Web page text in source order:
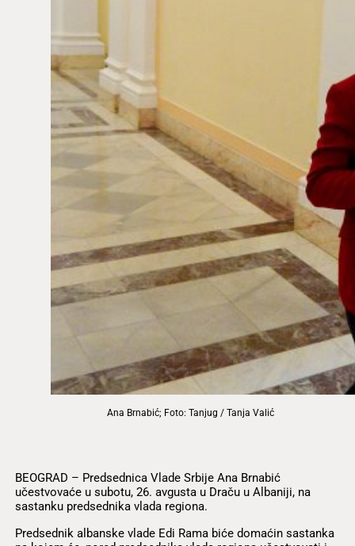
Ana Brnabić; Foto: Tanjug / Tanja Valić
BEOGRAD – Predsednica Vlade Srbije Ana Brnabić
učestvovaće u subotu, 26. avgusta u Draču u Albaniji, na
sastanku predsednika vlada regiona.
Predsednik albanske vlade Edi Rama biće domaćin sastanka